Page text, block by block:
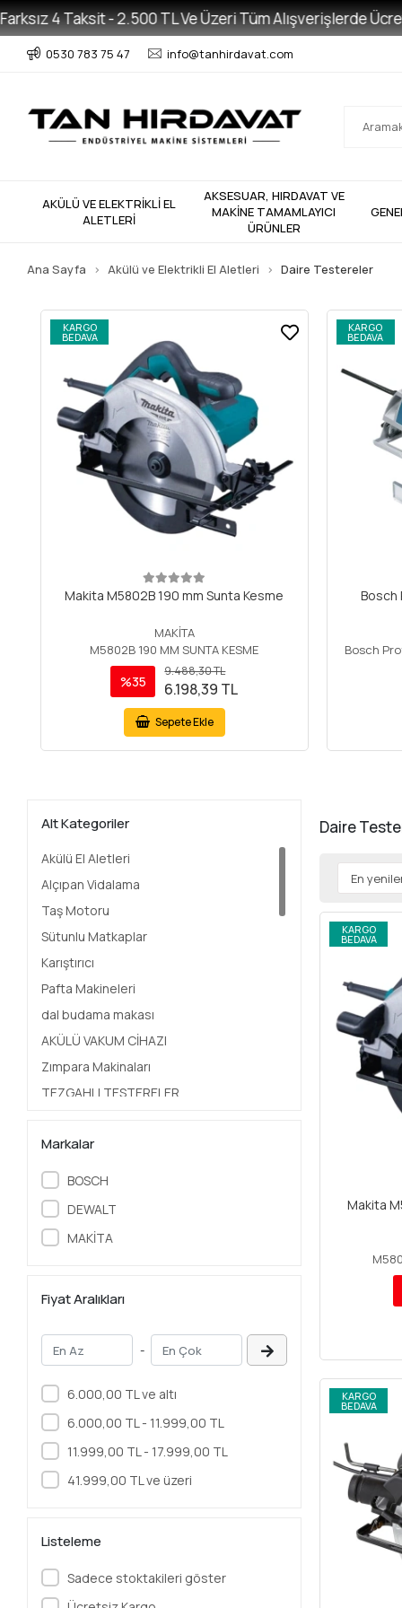
4 Taksit - 2.500 TL Ve Üzeri Tüm Alışverişlerde
0530 783 75 47 info@tanhirdavat.com
AKÜLÜ VE ELEKTRİKLİ EL
ALETLERİ
AKSESUAR, HIRDAVAT VE
MAKİNE TAMAMLAYICI
ÜRÜNLER
Ana Sayfa Akülü ve Elektrikli El Aletleri Daire Testereler
KARGO
BEDAVA
Makita M5802B 190 mm Sunta Kesme
MAKİTA
M5802B 190 MM SUNTA KESME
%35
9.488,30 TL
6.198,39 TL
Sepete Ekle
KARGO
BEDAVA
Bosch
Bosch
Alt Kategoriler
Akülü El Aletleri
Alçıpan Vidalama
Taş Motoru
Sütunlu Matkaplar
Karıştırıcı
Pafta Makineleri
dal budama makası
AKÜLÜ VAKUM CİHAZI
Zımpara Makinaları
TEZGAHLI TESTERELER
Polisaj
Hidrolikli Pabuç Sıkma Pensesi
Karot
PPRC Kaynak
Kırıcı & Deliciler
Daire Testereler
Taşlamalar
Somun Sıkma Makineleri
Kanal Açma Makineleri
Dekubaj Testereler
Gönye Kesme Makineleri
Planyalar
Sıcak Hava Tabancaları
Markalar
BOSCH
DEWALT
MAKİTA
Fiyat Aralıkları
-
6.000,00 TL ve altı
6.000,00 TL - 11.999,00 TL
11.999,00 TL - 17.999,00 TL
41.999,00 TL ve üzeri
Listeleme
Sadece stoktakileri göster
Daire
KARGO
BEDAVA
Makita
KARGO
BEDAVA